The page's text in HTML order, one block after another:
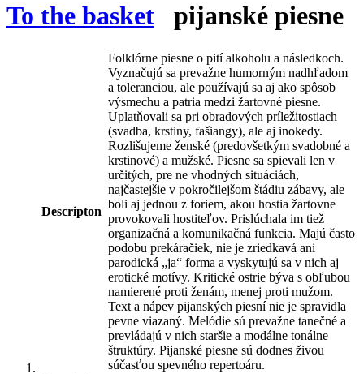
To the basket pijanské piesne
Descripton
Folklórne piesne o pití alkoholu a následkoch.
Vyznačujú sa prevažne humorným nadhľadom
a toleranciou, ale používajú sa aj ako spôsob
výsmechu a patria medzi žartovné piesne.
Uplatňovali sa pri obradových príležitostiach
(svadba, krstiny, fašiangy), ale aj inokedy.
Rozlišujeme ženské (predovšetkým svadobné a
krstinové) a mužské. Piesne sa spievali len v
určitých, pre ne vhodných situáciách,
najčastejšie v pokročilejšom štádiu zábavy, ale
boli aj jednou z foriem, akou hostia žartovne
provokovali hostiteľov. Prislúchala im tiež
organizačná a komunikačná funkcia. Majú často
podobu prekáračiek, nie je zriedkavá ani
parodická „ja“ forma a vyskytujú sa v nich aj
erotické motívy. Kritické ostrie býva s obľubou
namierené proti ženám, menej proti mužom.
Text a nápev pijanských piesní nie je spravidla
pevne viazaný. Melódie sú prevažne tanečné a
prevládajú v nich staršie a modálne tonálne
štruktúry. Pijanské piesne sú dodnes živou
súčasťou spevného repertoáru.